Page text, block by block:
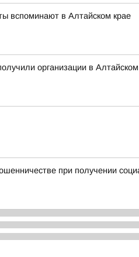
вспоминают в Алтайском крае
организации в Алтайском
при получении